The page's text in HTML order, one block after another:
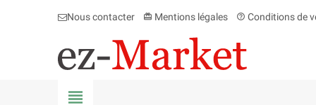
Nous contacter card_giftcard Mentions légales help_outline Conditions de
view_headline